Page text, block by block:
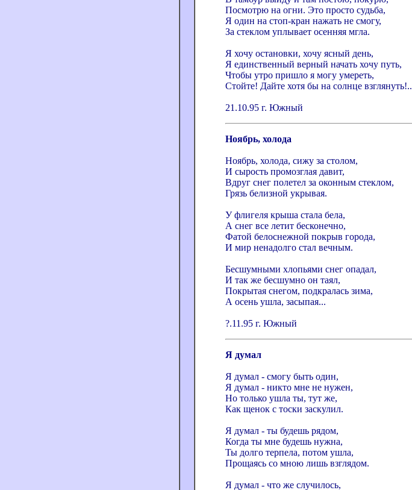
Посмотрю на огни. Это просто судьба,
Я один на стоп-кран нажать не смогу,
За стеклом уплывает осенняя мгла.
Я хочу остановки, хочу ясный день,
Я единственный верный начать хочу путь,
Чтобы утро пришло я могу умереть,
Стойте! Дайте хотя бы на солнце взглянуть!..
21.10.95 г. Южный
Ноябрь, холода
Ноябрь, холода, сижу за столом,
И сырость промозглая давит,
Вдруг снег полетел за оконным стеклом,
Грязь белизной укрывая.
У флигеля крыша стала бела,
А снег все летит бесконечно,
Фатой белоснежной покрыв города,
И мир ненадолго стал вечным.
Бесшумными хлопьями снег опадал,
И так же бесшумно он таял,
Покрытая снегом, подкралась зима,
А осень ушла, засыпая...
?.11.95 г. Южный
Я думал
Я думал - смогу быть один,
Я думал - никто мне не нужен,
Но только ушла ты, тут же,
Как щенок с тоски заскулил.
Я думал - ты будешь рядом,
Когда ты мне будешь нужна,
Ты долго терпела, потом ушла,
Прощаясь со мною лишь взглядом.
Я думал - что же случилось,